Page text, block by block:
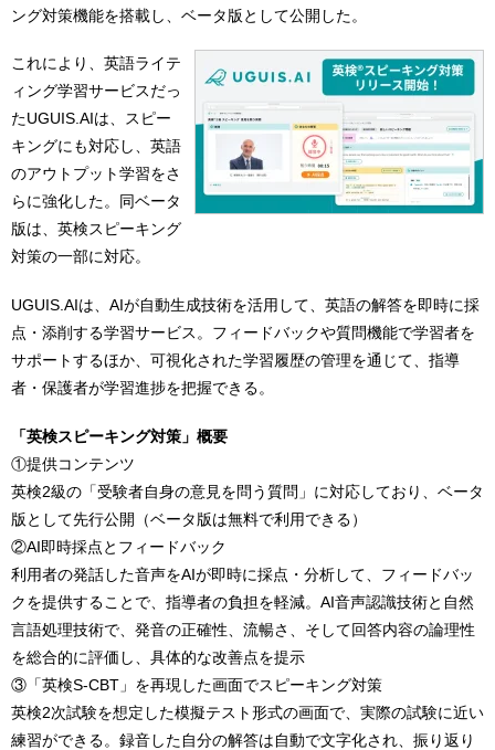
ング対策機能を搭載し、ベータ版として公開した。
これにより、英語ライテ
ィング学習サービスだっ
たUGUIS.AIは、スピー
キングにも対応し、英語
のアウトプット学習をさ
らに強化した。同ベータ
版は、英検スピーキング
対策の一部に対応。
UGUIS.AIは、AIが自動生成技術を活用して、英語の解答を即時に採
点・添削する学習サービス。フィードバックや質問機能で学習者を
サポートするほか、可視化された学習履歴の管理を通じて、指導
者・保護者が学習進捗を把握できる。
「英検スピーキング対策」概要
①提供コンテンツ
英検2級の「受験者自身の意見を問う質問」に対応しており、ベータ
版として先行公開（ベータ版は無料で利用できる）
②AI即時採点とフィードバック
利用者の発話した音声をAIが即時に採点・分析して、フィードバッ
クを提供することで、指導者の負担を軽減。AI音声認識技術と自然
言語処理技術で、発音の正確性、流暢さ、そして回答内容の論理性
を総合的に評価し、具体的な改善点を提示
③「英検S-CBT」を再現した画面でスピーキング対策
英検2次試験を想定した模擬テスト形式の画面で、実際の試験に近い
練習ができる。録音した自分の解答は自動で文字化され、振り返り